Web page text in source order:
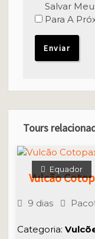
Salvar
Para A
Tours
Equador
Vulcão
9 dias
Categoria: